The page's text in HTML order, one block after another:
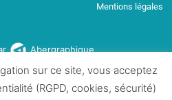
Mentions légales
Abergraphique
sur ce site, vous acceptez
(RGPD, cookies, sécurité)